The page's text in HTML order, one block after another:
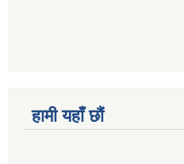
हामी यहाँ छौं